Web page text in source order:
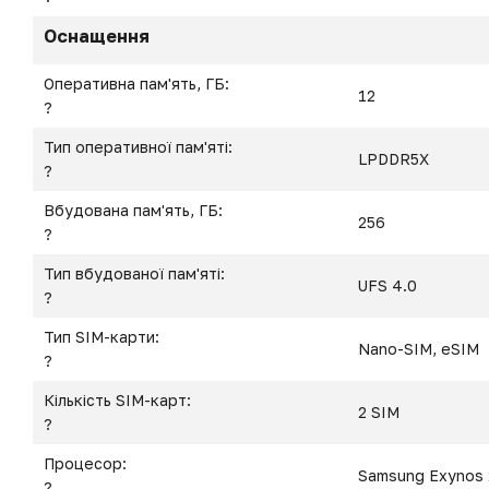
Оснащення
Оперативна пам'ять, ГБ:
?
12
Тип оперативної пам'яті:
?
LPDDR5X
Вбудована пам'ять, ГБ:
?
256
Тип вбудованої пам'яті:
?
UFS 4.0
Тип SIM-карти:
?
Nano-SIM, eSIM
Кількість SIM-карт:
?
2 SIM
Процесор:
Samsung Exynos